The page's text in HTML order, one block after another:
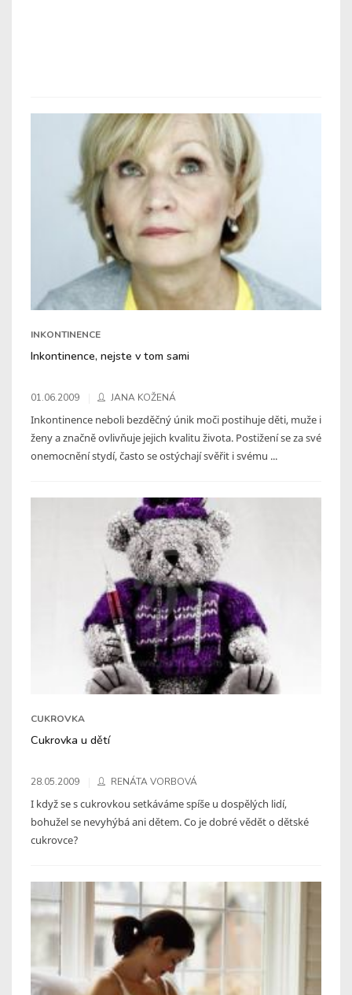
INKONTINENCE
Inkontinence, nejste v tom sami
01.06.2009 JANA KOŽENÁ
Inkontinence neboli bezděčný únik moči postihuje děti, muže i
ženy a značně ovlivňuje jejich kvalitu života. Postižení se za své
onemocnění stydí, často se ostýchají svěřit i svému ...
CUKROVKA
Cukrovka u dětí
28.05.2009 RENÁTA VORBOVÁ
I když se s cukrovkou setkáváme spíše u dospělých lidí,
bohužel se nevyhýbá ani dětem. Co je dobré vědět o dětské
cukrovce?